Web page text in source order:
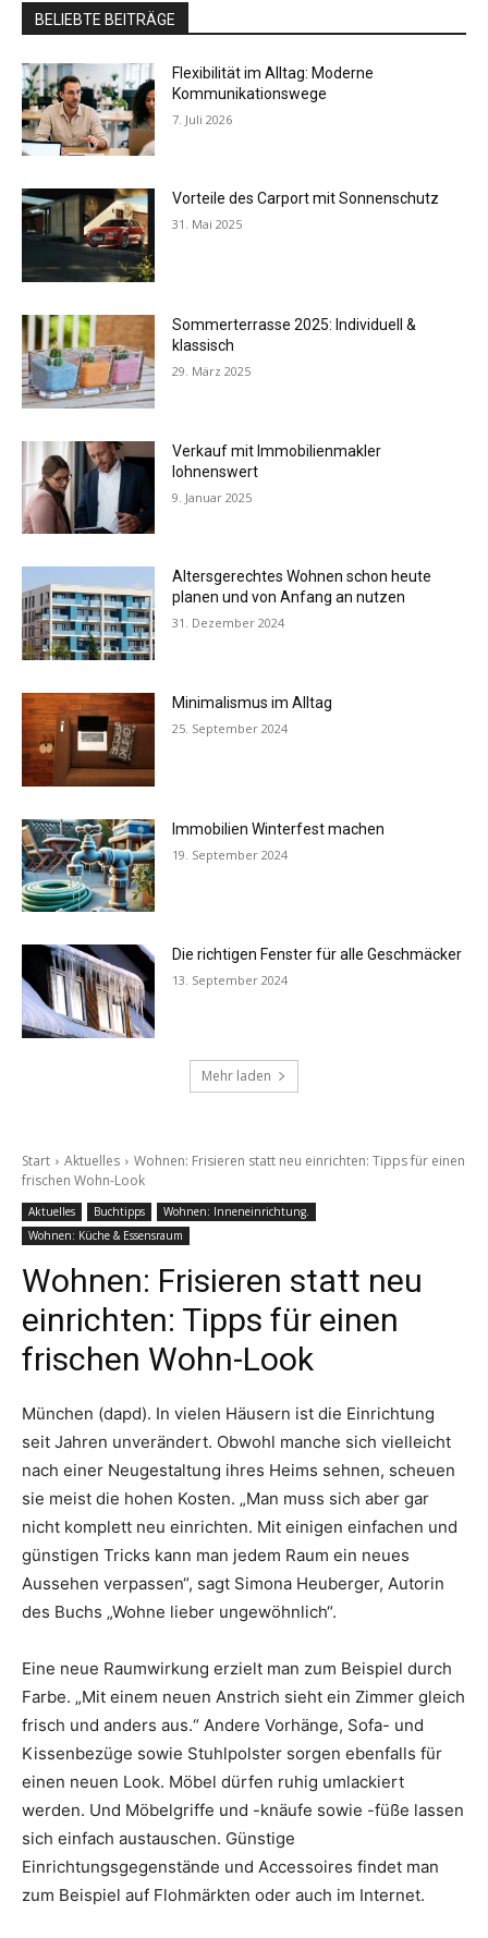
BELIEBTE BEITRÄGE
Flexibilität im Alltag: Moderne
Kommunikationswege
7. Juli 2026
Vorteile des Carport mit Sonnenschutz
31. Mai 2025
Sommerterrasse 2025: Individuell &
klassisch
29. März 2025
Verkauf mit Immobilienmakler
lohnenswert
9. Januar 2025
Altersgerechtes Wohnen schon heute
planen und von Anfang an nutzen
31. Dezember 2024
Minimalismus im Alltag
25. September 2024
Immobilien Winterfest machen
19. September 2024
Die richtigen Fenster für alle Geschmäcker
13. September 2024
Mehr laden